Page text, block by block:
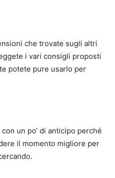
che trovate sugli altri
i vari consigli proposti
potete pure usarlo per
un po’ di anticipo perché
il momento migliore per